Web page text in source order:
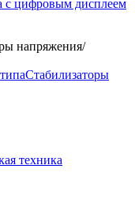
с цифровым дисплеем
напряжения/
Стабилизаторы